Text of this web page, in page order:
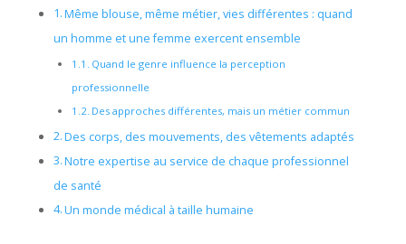
Même blouse, même métier, vies différentes : quand
un homme et une femme exercent ensemble
Quand le genre influence la perception
professionnelle
Des approches différentes, mais un métier commun
Des corps, des mouvements, des vêtements adaptés
Notre expertise au service de chaque professionnel
de santé
Un monde médical à taille humaine